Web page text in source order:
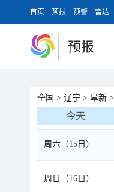
首页 预报 预警 雷达
预报
全国 > 辽宁 > 阜新 >
今天
周六（15日）
周日（16日）